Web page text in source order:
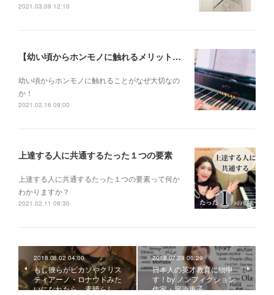
2021.03.09 12:10
【幼い頃からホンモノに触れるメリットとは？】
幼い頃からホンモノに 触れることがなぜ大切なの
か！
2021.02.16 09:00
上達する人に共通するたった１つの要素
上達する人に共通するたった１つの要素って何か
わかりますか？
2021.02.11 09:30
2018.08.02 04:00
もし彼らがピカソやクリス
ティアーノ・ロナウドみた
いになれたら、素晴らし…
2018.07.29 06:29
日本人の英才教育に物申
す！by ノンフィクション
作家・河添恵子